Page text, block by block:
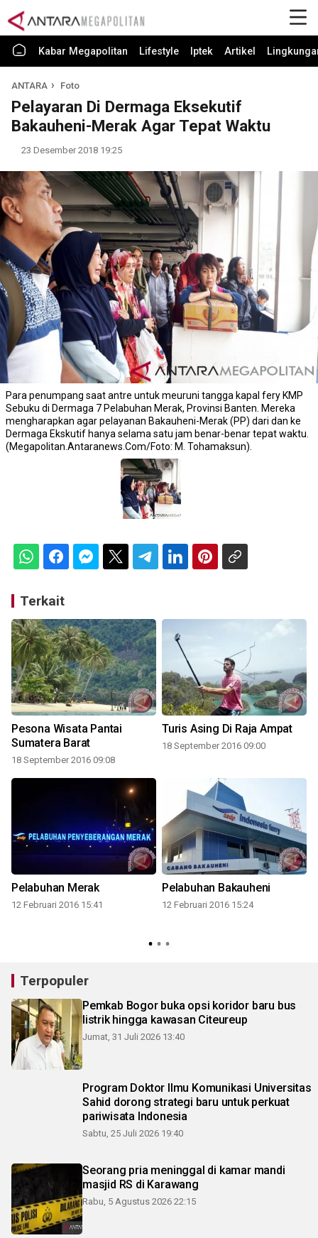
Kabar Megapolitan Lifestyle Iptek Artikel
ANTARA Foto
Pelayaran Di Dermaga Eksekutif
Bakauheni-Merak Agar Tepat Waktu
23 Desember 2018 19:25
Para penumpang saat antre untuk meuruni tangga kapal fery KMP
Sebuku di Dermaga 7 Pelabuhan Merak, Provinsi Banten. Mereka
mengharapkan agar pelayanan Bakauheni-Merak (PP) dari dan ke
Dermaga Ekskutif hanya selama satu jam benar-benar tepat waktu.
(Megapolitan.Antaranews.Com/Foto: M. Tohamaksun).
Terkait
Pesona Wisata Pantai
Sumatera Barat
18 September 2016 09:08
Turis Asing Di Raja Ampat
18 September 2016 09:00
Pelabuhan Merak
12 Februari 2016 15:41
Pelabuhan Bakauheni
12 Februari 2016 15:24
Terpopuler
Pemkab Bogor buka opsi koridor baru bus
listrik hingga kawasan Citeureup
Jumat, 31 Juli 2026 13:40
Program Doktor Ilmu Komunikasi Universitas
Sahid dorong strategi baru untuk perkuat
pariwisata Indonesia
Sabtu, 25 Juli 2026 19:40
Seorang pria meninggal di kamar mandi
masjid RS di Karawang
Rabu, 5 Agustus 2026 22:15